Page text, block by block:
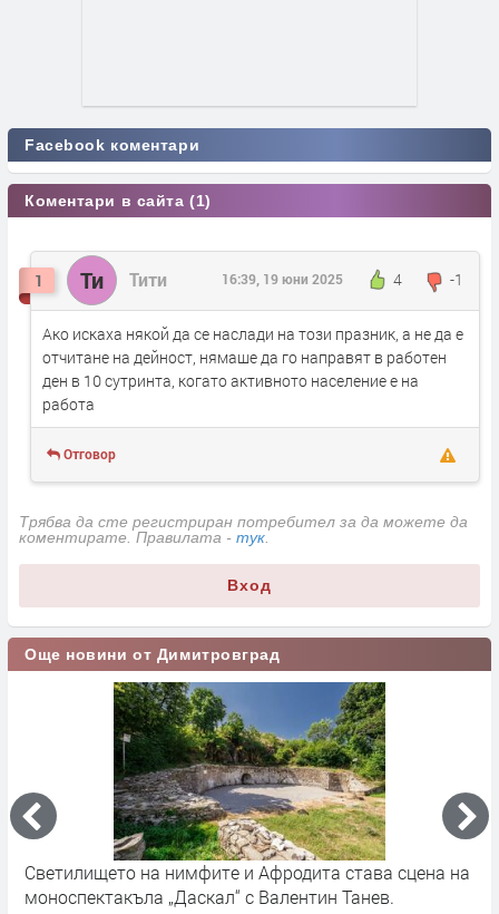
Facebook коментари
Коментари в сайта (1)
1 Ти Тити 4 -1
16:39, 19 юни 2025
Ако искаха някой да се наслади на този празник, а не да е
отчитане на дейност, нямаше да го направят в работен
ден в 10 сутринта, когато активното население е на
работа
Отговор
Трябва да сте регистриран потребител за да можете да
коментирате. Правилата - тук
Вход
Още новини от Димитровград
Светилището на нимфите и Афродита става сцена на
моноспектакъла „Даскал“ с Валентин Танев.